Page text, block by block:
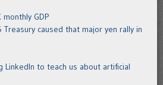
GDP
caused that major yen rally in
LinkedIn to teach us about artificial